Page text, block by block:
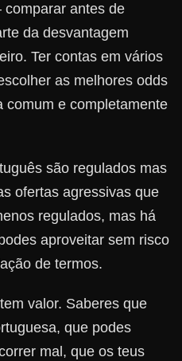
comparar antes de
da desvantagem
Ter contas em vários
as melhores odds
comum e completamente
são regulados mas
ofertas agressivas que
regulados, mas há
aproveitar sem risco
de termos.
valor. Saberes que
que podes
mal, que os teus